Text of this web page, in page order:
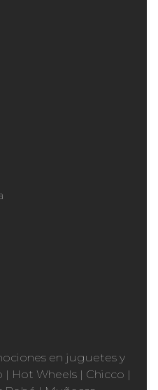
en juguetes y
| Hot Wheels | Chicco |